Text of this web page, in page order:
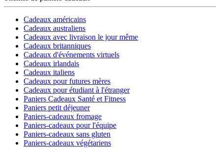
Cadeaux américains
Cadeaux australiens
Cadeaux avec livraison le jour même
Cadeaux britanniques
Cadeaux d'événements virtuels
Cadeaux irlandais
Cadeaux italiens
Cadeaux pour futures mères
Cadeaux pour étudiant à l'étranger
Paniers Cadeaux Santé et Fitness
Paniers petit déjeuner
Paniers-cadeaux fromage
Paniers-cadeaux pour l'équipe
Paniers-cadeaux sans gluten
Paniers-cadeaux végétariens